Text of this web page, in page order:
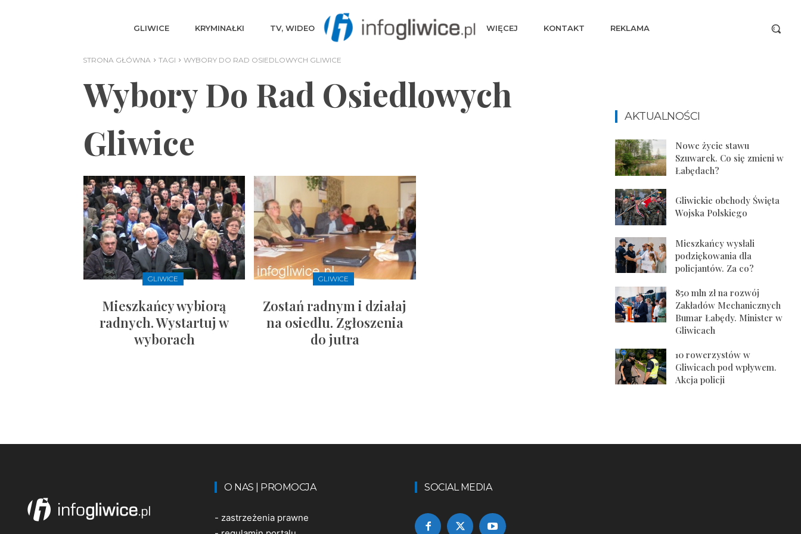
GLIWICE KRYMINAŁKI TV, WIDEO WIĘCEJ KONTAKT REKLAMA
STRONA GŁÓWNA TAGI WYBORY DO RAD OSIEDLOWYCH GLIWICE
Wybory Do Rad Osiedlowych
Gliwice
GLIWICE
Mieszkańcy wybiorą
radnych. Wystartuj w
wyborach
GLIWICE
Zostań radnym i działaj
na osiedlu. Zgłoszenia
do jutra
AKTUALNOŚCI
Nowe życie stawu
Szuwarek. Co się zmieni w
Łabędach?
Gliwickie obchody Święta
Wojska Polskiego
Mieszkańcy wysłali
podziękowania dla
policjantów. Za co?
850 mln zł na rozwój
Zakładów Mechanicznych
Bumar Łabędy. Minister w
Gliwicach
10 rowerzystów w
Gliwicach pod wpływem.
Akcja policji
O NAS | PROMOCJA
- zastrzeżenia prawne
SOCIAL MEDIA